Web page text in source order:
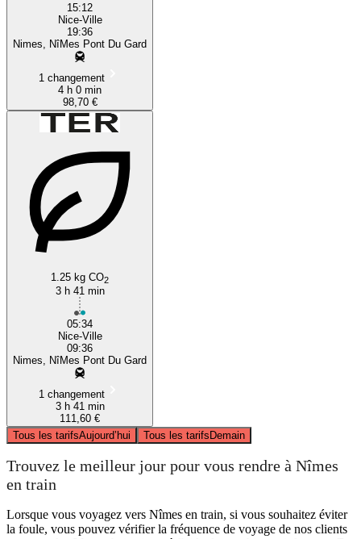
15:12
Nice-Ville
19:36
Nimes, NîMes Pont Du Gard
1 changement
4 h 0 min
98,70 €
1.25 kg CO2
3 h 41 min
05:34
Nice-Ville
09:36
Nimes, NîMes Pont Du Gard
1 changement
3 h 41 min
111,60 €
Tous les tarifsAujourd’hui Tous les tarifsDemain
Trouvez le meilleur jour pour vous rendre à Nîmes
en train
Lorsque vous voyagez vers Nîmes en train, si vous souhaitez éviter
la foule, vous pouvez vérifier la fréquence de voyage de nos clients